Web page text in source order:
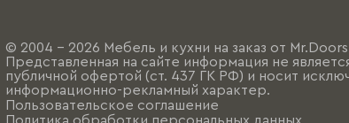
© 2004 - 2026 Мебель и кухни на заказ от
Представленная на сайте информация не
публичной офертой (ст. 437 ГК РФ) и носит
информационно-рекламный характер.
Пользовательское соглашение